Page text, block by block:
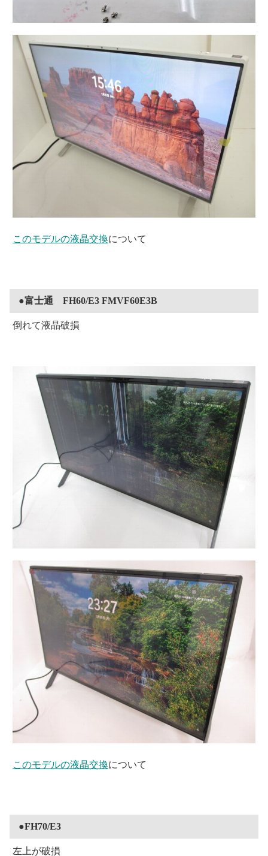
このモデルの液晶交換について
●富士通 FH60/E3 FMVF60E3B
倒れて液晶破損
このモデルの液晶交換について
●FH70/E3
左上が破損